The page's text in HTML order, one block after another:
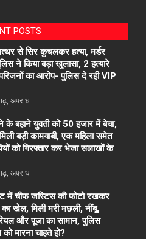
POSTS
से सिर कुचलकर हत्या, मर्डर
ने किया बड़ा खुलासा, 2 हत्यारे
का आरोप- पुलिस दे रही VIP
अपराध
के बहाने युवती को 50 हजार में बेचा,
बड़ी कामयाबी, एक महिला समेत
को गिरफ्तार कर भेजा सलाखों के
अपराध
में चीफ जस्टिस की फोटो रखकर
खेल, मिली मरी मछली, नींबू,
और पूजा का सामान, पुलिस
मारना चाहते हो?